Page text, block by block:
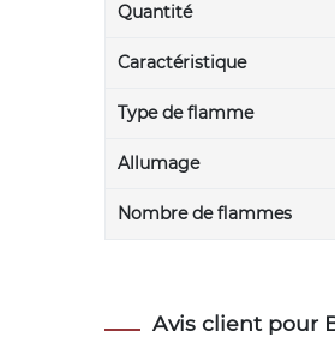
Quantité
Caractéristique
Type de flamme
Allumage
Nombre de flammes
Avis client pour